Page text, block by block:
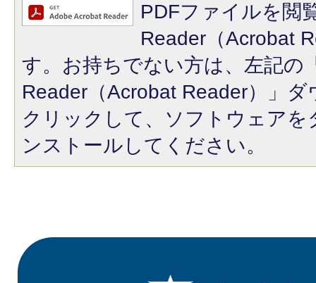
PDFファイルを閲
Reader（Acrobat
す。お持ちでない方は、左記の
Reader（Acrobat Reader）」
クリックして、ソフトウェア
ンストールしてください。